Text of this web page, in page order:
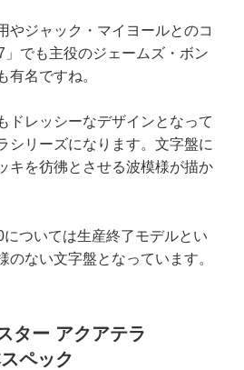
やジャック・マイヨールとのコ
でも主役のジェームズ・ボン
有名ですね。
ドレッシーなデザインとなって
シリーズになります。文字盤に
キを彷彿とさせる波模様が描か
については生産終了モデルとい
のない文字盤となっています。
ター アクアテラ
ペック